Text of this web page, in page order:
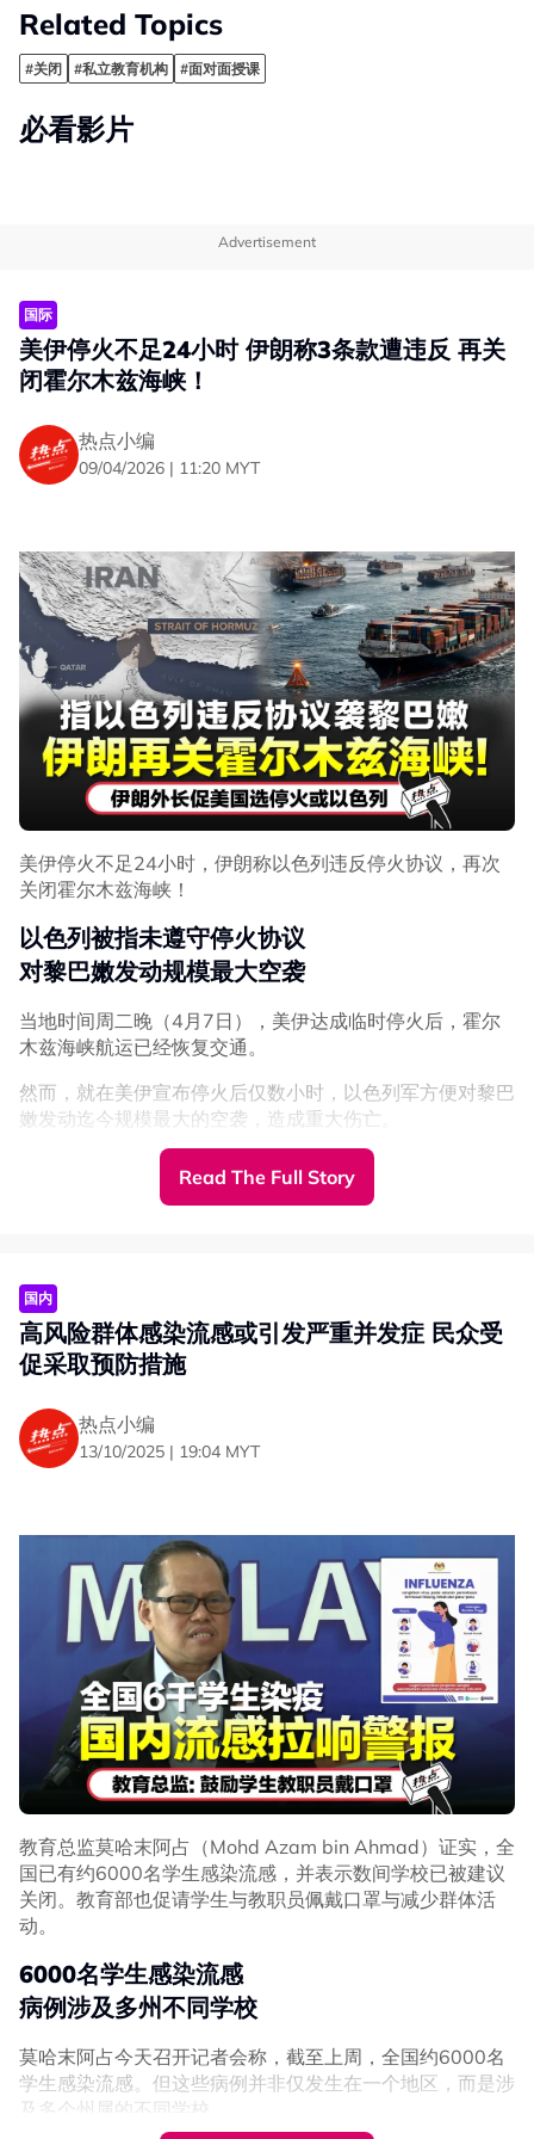
Related Topics
#关闭 #私立教育机构 #面对面授课
必看影片
Advertisement
国际
美伊停火不足24小时 伊朗称3条款遭违反 再关
闭霍尔木兹海峡！
热点小编
09/04/2026 | 11:20 MYT
美伊停火不足24小时，伊朗称以色列违反停火协议，再次
关闭霍尔木兹海峡！
以色列被指未遵守停火协议
对黎巴嫩发动规模最大空袭
当地时间周二晚（4月7日），美伊达成临时停火后，霍尔
木兹海峡航运已经恢复交通。
然而，就在美伊宣布停火后仅数小时，以色列军方便对黎巴
嫩发动迄今规模最大的空袭，造成重大伤亡。
伊朗伊斯兰革命卫队（IRGC）警告，若以色列不立即停止
对黎巴嫩的侵略，革命卫队将“严厉还击”。
前没有船只通过霍尔木兹海峡。
未开始谈判已破坏3项条款
特朗普：黎巴嫩不在停火范围
与此同时，伊朗议会议长卡利巴夫公开指责美国、以色列双
方破坏停火协议。他列举3项违约行为，包括对方并未落实
涵盖黎巴嫩在内的“全境停火”承诺、美方拒绝承诺伊朗拥有
卡利巴夫强调，伊朗与美国的谈判尚未开始，伊朗所提的
10项停战条款已有3项遭违反。他形容，若美方在谈判前无
法遵守基本条款，后续的对话将失去意义。
不过，白宫却持另一套说法。美国总统特朗普在同意停火
后，同日接受美国公共广播电视网（PBS）电话采访时表
示，黎巴嫩未被纳入美伊之间的停火范围。
伊朗外长质问美国
“选择停火还是以色列”
黎巴嫩周三遭到一系列空袭后，伊朗最高领袖军事顾问雷扎
伊发出强硬警告，表示伊朗将坚定支持黎巴嫩真主党，并称
若协议最终破裂，责任全在美国无法约束以色列的行径。
强调美国必须在停火和“通过以色列”继续发动战争之间做出
选择。
阿拉格齐在贴文中表示，美伊之间为期两周的停火协议中概
述的条款“清晰明确”，并附上了巴基斯坦总理宣布停火的声
明，表示协议当中清楚声明，停火范围包括黎巴嫩。
Read The Full Story
国内
高风险群体感染流感或引发严重并发症 民众受
促采取预防措施
热点小编
13/10/2025 | 19:04 MYT
教育总监莫哈末阿占（Mohd Azam bin Ahmad）证实，全
国已有约6000名学生感染流感，并表示数间学校已被建议
关闭。教育部也促请学生与教职员佩戴口罩与减少群体活
动。
6000名学生感染流感
病例涉及多州不同学校
莫哈末阿占今天召开记者会称，截至上周，全国约6000名
学生感染流感。但这些病例并非仅发生在一个地区，而是涉
及多个州属的不同学校。